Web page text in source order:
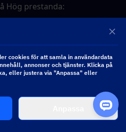
Hög prestanda:
Ultimat prestanda
stryper din processor
för att öppna
cookies för att samla in användardata
annonser och tjänster. Klicka på
eller justera via "Anpassa" eller